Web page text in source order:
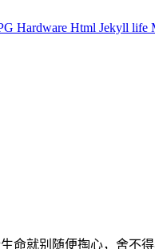
Hardware Html Jekyll life
命就别随便掏心，舍不